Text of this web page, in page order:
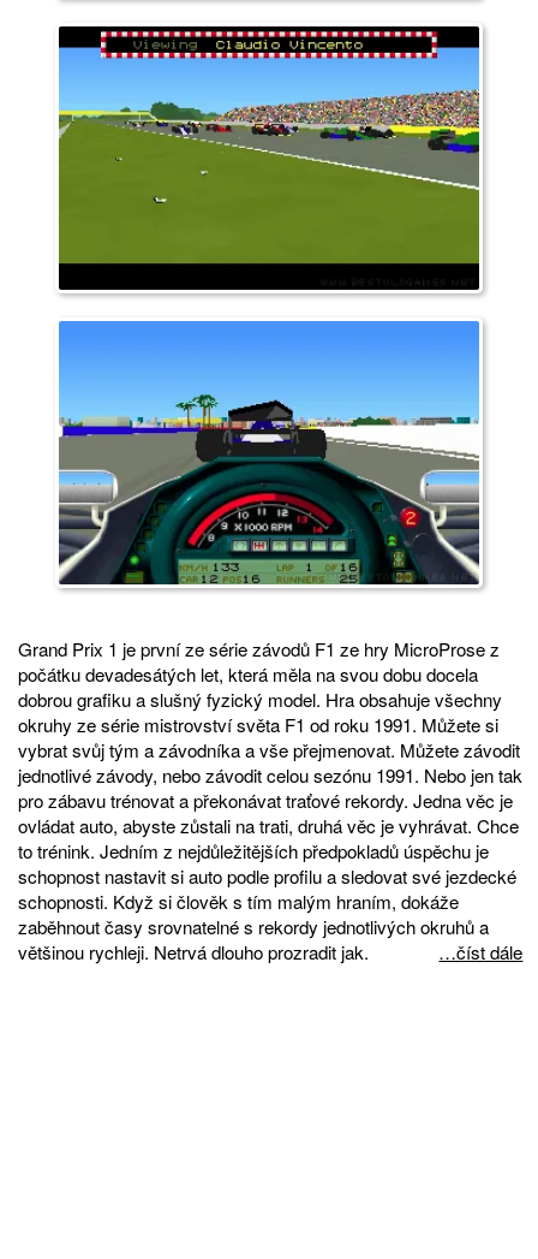
Grand Prix 1 je první ze série závodů F1 ze hry MicroProse z
počátku devadesátých let, která měla na svou dobu docela
dobrou grafiku a slušný fyzický model. Hra obsahuje všechny
okruhy ze série mistrovství světa F1 od roku 1991. Můžete si
vybrat svůj tým a závodníka a vše přejmenovat. Můžete závodit
jednotlivé závody, nebo závodit celou sezónu 1991. Nebo jen tak
pro zábavu trénovat a překonávat traťové rekordy. Jedna věc je
ovládat auto, abyste zůstali na trati, druhá věc je vyhrávat. Chce
to trénink. Jedním z nejdůležitějších předpokladů úspěchu je
schopnost nastavit si auto podle profilu a sledovat své jezdecké
schopnosti. Když si člověk s tím malým hraním, dokáže
zaběhnout časy srovnatelné s rekordy jednotlivých okruhů a
většinou rychleji. Netrvá dlouho prozradit jak.
…číst dále